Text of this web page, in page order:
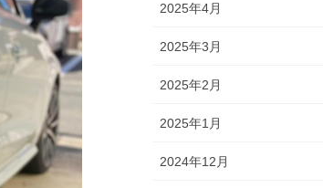
2025年4月
2025年3月
2025年2月
2025年1月
2024年12月